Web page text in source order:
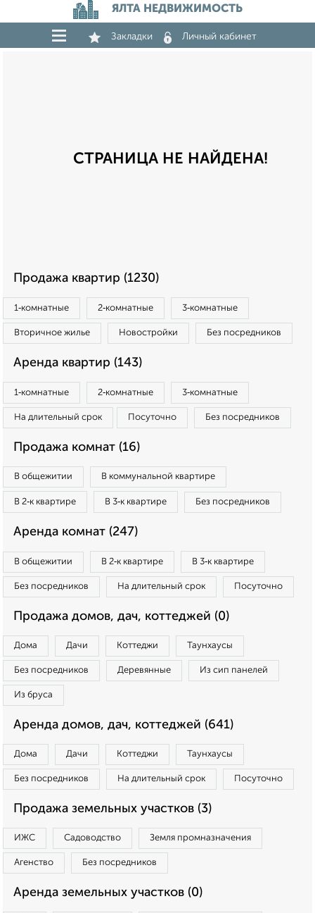
ЯЛТА НЕДВИЖИМОСТЬ
Закладки Личный кабинет
СТРАНИЦА НЕ НАЙДЕНА!
Продажа квартир (1230)
1‑комнатные 2‑комнатные 3‑комнатные
Вторичное жилье Новостройки Без посредников
Аренда квартир (143)
1‑комнатные 2‑комнатные 3‑комнатные
На длительный срок Посуточно Без посредников
Продажа комнат (16)
В общежитии В коммунальной квартире
В 2‑к квартире В 3‑к квартире Без посредников
Аренда комнат (247)
В общежитии В 2‑к квартире В 3‑к квартире
Без посредников На длительный срок Посуточно
Продажа домов, дач, коттеджей (0)
Дома Дачи Коттеджи Таунхаусы
Без посредников Деревянные Из сип панелей
Из бруса
Аренда домов, дач, коттеджей (641)
Дома Дачи Коттеджи Таунхаусы
Без посредников На длительный срок Посуточно
Продажа земельных участков (3)
ИЖС Садоводство Земля промназначения
Агенство Без посредников
Аренда земельных участков (0)